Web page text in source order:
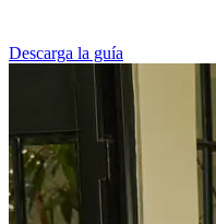
Descarga la guía